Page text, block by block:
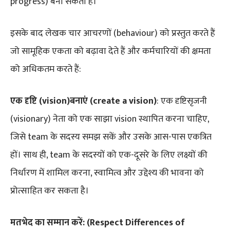
इसके बाद लेखक चार आचरणों (behaviour) को प्रस्तुत करते हैं
जो सामूहिक एकता को बढ़ावा देते हैं और कर्मचारियों की क्षमता
को अधिकतम करते हैं:
एक दृष्टि (vision)बनाएं (create a vision): एक दृष्टिसृजनी
(visionary) नेता को एक साझा vision स्थापित करना चाहिए,
जिसे team के सदस्य समझ सकें और उसके आस-पास एकत्रित
हों। साथ ही, team के सदस्यों को एक-दूसरे के लिए लक्ष्यों की
निर्धारण में शामिल करना, स्वामित्व और उद्देश्य की भावना को
प्रोत्साहित कर सकता है।
मतभेद का सम्मान करें:(Respect Differences of